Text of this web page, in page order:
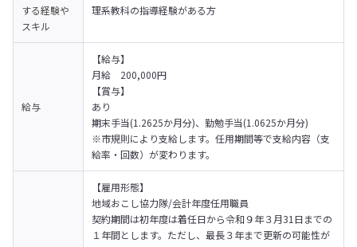
する経験や
スキル
理系教科の指導経験がある方
給与
【給与】
月給　200,000円
【賞与】
あり
期末手当(1.2625か月分)、勤勉手当(1.0625か月分)
※市規則により支給します。任用期間等で支給内容（支
給率・回数）が変わります。
【雇用形態】
地域おこし協力隊/会計年度任用職員
契約期間は初年度は着任日から令和９年３月31日までの
１年間とします。ただし、最長３年まで更新の可能性が